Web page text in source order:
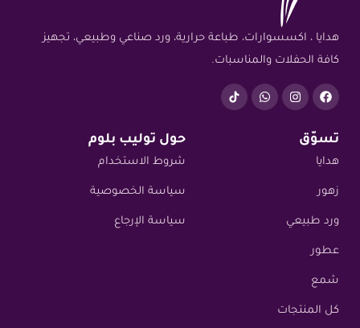
هدايا ، اكسسوارات، طباعة حرارية، ورد صناعي وطبيعي، تجهيز
كافة الحفلات والمناسبات.
تسوّق
هدايا
زهور
ورد طبيعي
عطور
شمع
كل المنتجات
حول توليب بلوم
شروط الاستخدام
سياسة الخصوصية
سياسة الإرجاع